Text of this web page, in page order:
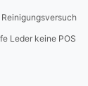
Leder keine POS